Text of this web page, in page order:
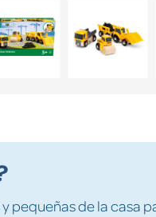
pequeñas de la casa